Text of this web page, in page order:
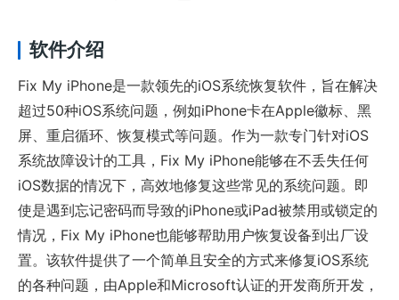
软件介绍
Fix My iPhone是一款领先的iOS系统恢复软件，旨在解决
超过50种iOS系统问题，例如iPhone卡在Apple徽标、黑
屏、重启循环、恢复模式等问题。作为一款专门针对iOS
系统故障设计的工具，Fix My iPhone能够在不丢失任何
iOS数据的情况下，高效地修复这些常见的系统问题。即
使是遇到忘记密码而导致的iPhone或iPad被禁用或锁定的
情况，Fix My iPhone也能够帮助用户恢复设备到出厂设
置。该软件提供了一个简单且安全的方式来修复iOS系统
的各种问题，由Apple和Microsoft认证的开发商所开发，